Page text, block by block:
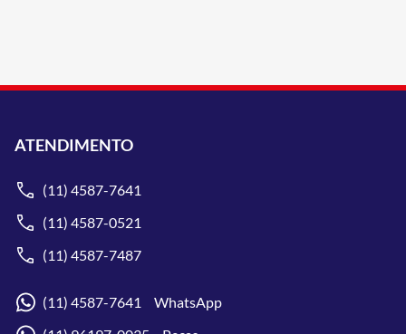
ATENDIMENTO
(11) 4587-7641
(11) 4587-0521
(11) 4587-7487
(11) 4587-7641 WhatsApp